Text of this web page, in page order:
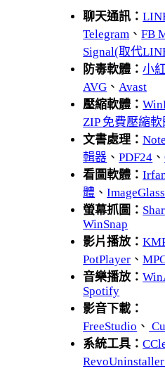
聊天通訊：
Telegram 、FB
Signal(取代
防毒軟體：小
AVG 、 Avast
壓縮軟體：
ZIP 免費壓縮軟
文書處理：
輯器 、PDF24 、
看圖軟體：
體 、ImageGlass
螢幕抓圖：
WinSnap
影片播放：
PotPlayer 、
音樂播放：
Spotify
影音下載：
FreeStudio 、
系統工具：